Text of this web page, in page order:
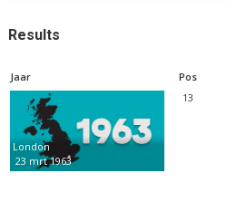
Results
Jaar Pos
London
23 mrt 1963
13